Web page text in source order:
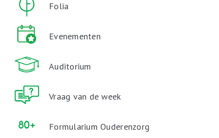
Folia
Evenementen
Auditorium
Vraag van de week
Formularium Ouderenzorg